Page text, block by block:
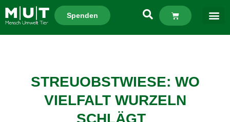
Spenden
STREUOBSTWIESE: WO
VIELFALT WURZELN
SCHLÄGT